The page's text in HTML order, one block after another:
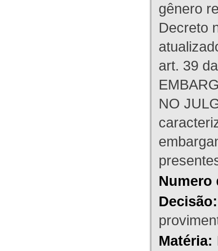
gênero
Decreto
art. 39
NO
Numero
Decisão:
Matéria: